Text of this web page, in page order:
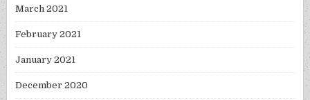
March 2021
February 2021
January 2021
December 2020